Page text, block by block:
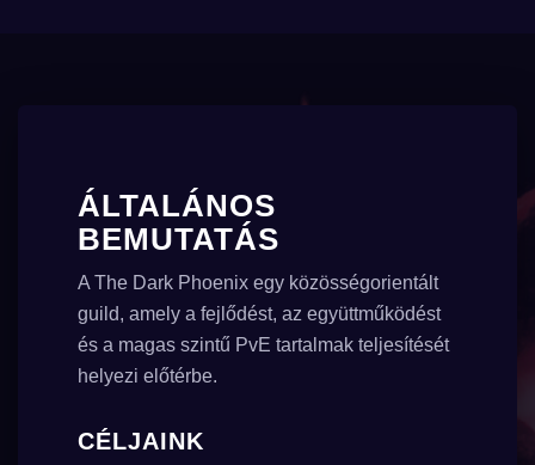
ÁLTALÁNOS
BEMUTATÁS
A The Dark Phoenix egy közösségorientált
guild, amely a fejlődést, az együttműködést
és a magas szintű PvE tartalmak teljesítését
helyezi előtérbe.
CÉLJAINK